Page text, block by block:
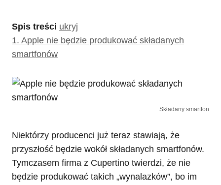
Spis treści ukryj
1. Apple nie będzie produkować składanych
smartfonów
Składany smartfon
Niektórzy producenci już teraz stawiają, że
przyszłość będzie wokół składanych smartfonów.
Tymczasem firma z Cupertino twierdzi, że nie
będzie produkować takich „wynalazków”, bo im